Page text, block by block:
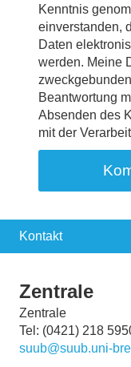
Kenntnis
einverstanden,
Daten
werden. Meine
Beantwortung
Absenden des
mit der
Kontakt
Zentrale
Zentrale
Tel: (0421) 218
suub@suub.uni-